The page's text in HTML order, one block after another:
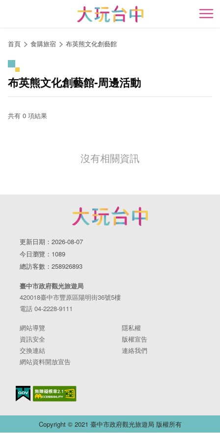
開
首頁 食購旅宿 布英熊文化創藝館
布英熊文化創藝館-周邊活動
共有 0 項結果
沒有相關資訊
更新日期：2026-08-07
今日瀏覽：1089
總訪客數：258926893
臺中市政府觀光旅遊局
420018臺中市豐原區陽明街36號5樓
電話 04-2228-9111
網站導覽
隱私權
資訊安全
版權宣告
交換連結
連絡我們
網站資料開放宣告
Copyright © 2021 臺中市政府觀光旅遊局 版權所有